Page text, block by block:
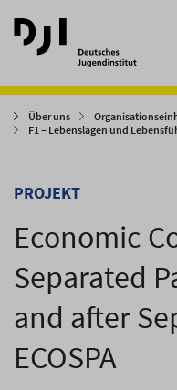
Direkt
zum
Hauptinhalt
Direkt
zum
Hauptmenü
Über uns
F1 – Lebenslagen und
PROJEKT
Economic
Separated
and after
ECOSPA